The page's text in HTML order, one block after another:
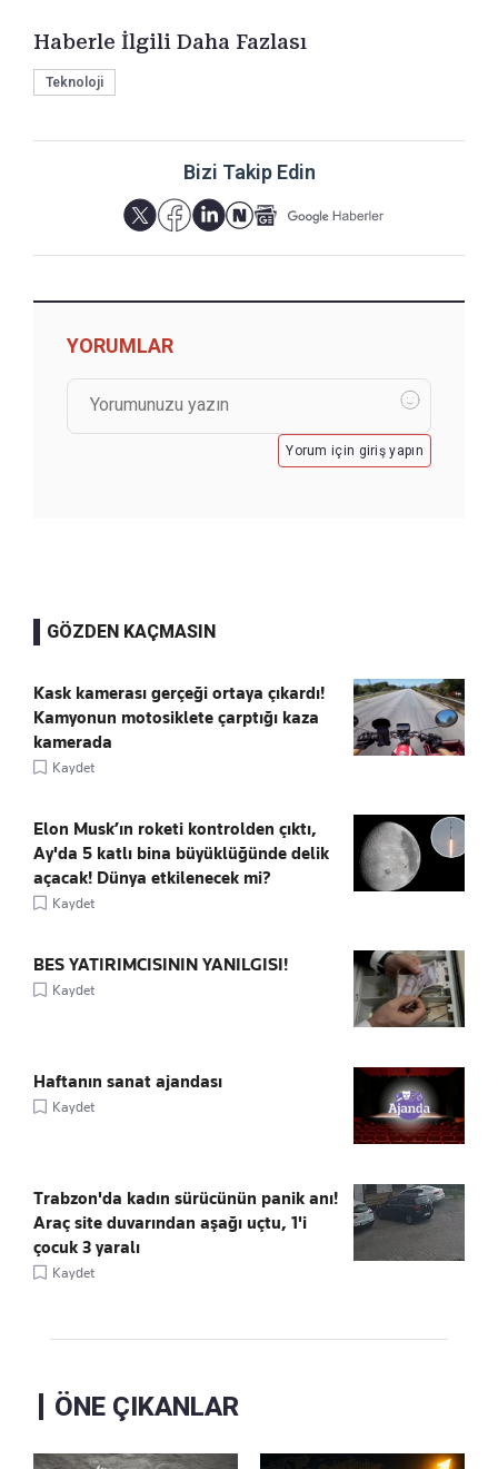
Haberle İlgili Daha Fazlası
Teknoloji
Bizi Takip Edin
YORUMLAR
Yorum için giriş yapın
GÖZDEN KAÇMASIN
Kask kamerası gerçeği ortaya çıkardı!
Kamyonun motosiklete çarptığı kaza
kamerada
Kaydet
Elon Musk’ın roketi kontrolden çıktı,
Ay'da 5 katlı bina büyüklüğünde delik
açacak! Dünya etkilenecek mi?
Kaydet
BES YATIRIMCISININ YANILGISI!
Kaydet
Haftanın sanat ajandası
Kaydet
Trabzon'da kadın sürücünün panik anı!
Araç site duvarından aşağı uçtu, 1'i
çocuk 3 yaralı
Kaydet
ÖNE ÇIKANLAR